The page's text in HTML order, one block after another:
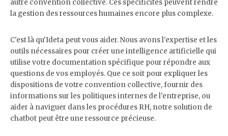
autre convention collective. Ces spécificités peuvent rendre
la gestion des ressources humaines encore plus complexe.
C'est là qu'Ideta peut vous aider. Nous avons l'expertise et les
outils nécessaires pour créer une intelligence artificielle qui
utilise votre documentation spécifique pour répondre aux
questions de vos employés. Que ce soit pour expliquer les
dispositions de votre convention collective, fournir des
informations sur les politiques internes de l'entreprise, ou
aider à naviguer dans les procédures RH, notre solution de
chatbot peut être une ressource précieuse.